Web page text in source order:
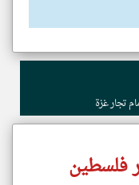
تجار غزة
فلسطين